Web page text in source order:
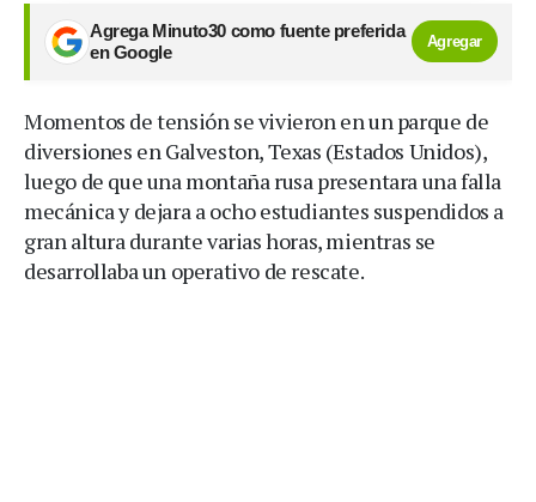
Agrega Minuto30 como fuente preferida
en Google
Agregar
Momentos de tensión se vivieron en un parque de
diversiones en Galveston, Texas (Estados Unidos),
luego de que una montaña rusa presentara una falla
mecánica y dejara a ocho estudiantes suspendidos a
gran altura durante varias horas, mientras se
desarrollaba un operativo de rescate.